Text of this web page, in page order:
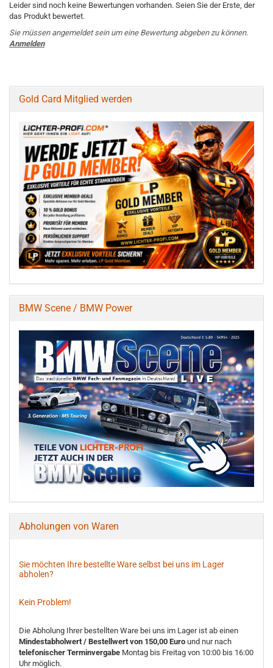
Leider sind noch keine Bewertungen vorhanden. Seien Sie der Erste, der
das Produkt bewertet.
Sie müssen angemeldet sein um eine Bewertung abgeben zu können.
Anmelden
Gold Card Mitglied werden
BMW Scene / BMW Power
Abholungen von Waren
Sie möchten Ihre bestellte Ware selbst bei uns im Lager
abholen?
Kein Problem!
Die Abholung Ihrer bestellten Ware bei uns im Lager ist ab einen
Mindestabholwert / Bestellwert von 150,00 Euro und nur nach
telefonischer Terminvergabe Montag bis Freitag von 10:00 bis 16:00
Uhr möglich.